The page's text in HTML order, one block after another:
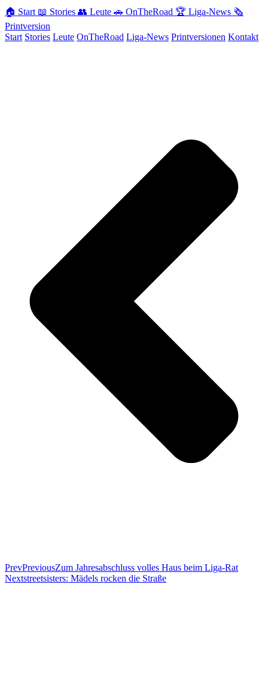
Skip
to
content
🏠 Start 📖 Stories 👥 Leute 🚗 OnTheRoad 🏆 Liga-News 🗞️
Printversion
Start Stories Leute OnTheRoad Liga-News Printversionen Kontakt
PrevPreviousZum Jahresabschluss volles Haus beim Liga-Rat
Nextstreetsisters: Mädels rocken die Straße